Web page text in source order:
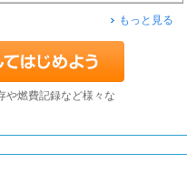
もっと見る
や燃費記録など様々な